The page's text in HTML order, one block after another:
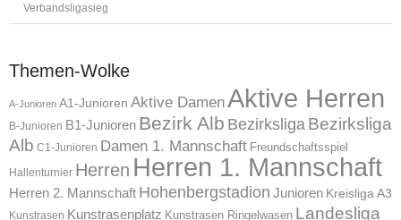
Verbandsligasieg
Themen-Wolke
A-Junioren A1-Junioren Aktive DamenAktive Herren
B-Junioren B1-Junioren Bezirk Alb Bezirksliga Bezirksliga
Alb C1-Junioren Damen 1. Mannschaft Freundschaftsspiel
Hallenturnier Herren Herren 1. Mannschaft
Herren 2. Mannschaft Hohenbergstadion Junioren Kreisliga A3
Kunstrasen Kunstrasenplatz Kunstrasen Ringelwasen Landesliga